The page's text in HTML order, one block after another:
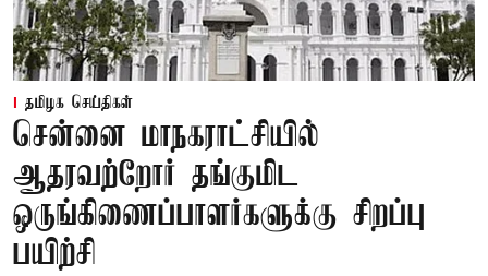
தமிழக செய்திகள்
சென்னை மாநகராட்சியில்
ஆதரவற்றோர் தங்குமிட
ஒருங்கிணைப்பாளர்களுக்கு சிறப்பு
பயிற்சி